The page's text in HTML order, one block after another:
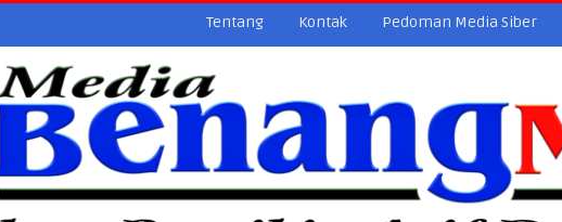
Tentang Kontak Pedoman Media Siber